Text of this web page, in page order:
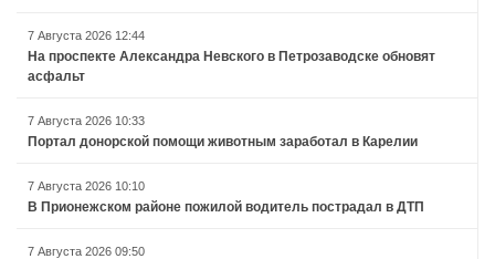
7 Августа 2026 12:44
На проспекте Александра Невского в Петрозаводске обновят
асфальт
7 Августа 2026 10:33
Портал донорской помощи животным заработал в Карелии
7 Августа 2026 10:10
В Прионежском районе пожилой водитель пострадал в ДТП
7 Августа 2026 09:50